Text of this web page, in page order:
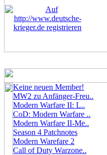
Keine neuen Member!
MW2 zu Anfänger-Freu..
Modern Warfare II: L..
CoD: Modern Warfare ..
Modern Warfare II-Me..
Season 4 Patchnotes
Modern Warefare 2
Call of Duty Warzone..